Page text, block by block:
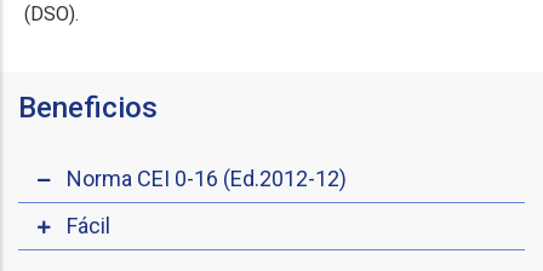
(DSO).
Beneficios
Norma CEI 0-16 (Ed.2012-12)
Fácil